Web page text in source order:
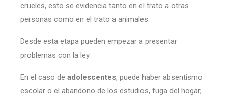
crueles, esto se evidencia tanto en el trato a otras
personas como en el trato a animales.
Desde esta etapa pueden empezar a presentar
problemas con la ley.
En el caso de adolescentes, puede haber absentismo
escolar o el abandono de los estudios, fuga del hogar,